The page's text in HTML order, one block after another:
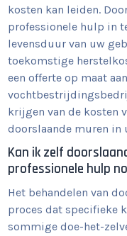
kosten kan leiden.
professionele hulp in
levensduur van uw
toekomstige
een offerte op maat
krijgen van de kosten
doorslaande muren in
Kan ik zelf
professionele hulp
Het behandelen van
proces dat specifieke
sommige doe-het-